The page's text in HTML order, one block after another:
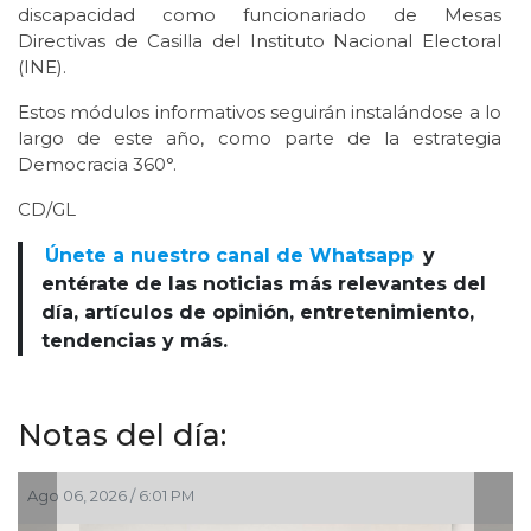
discapacidad como funcionariado de Mesas
Directivas de Casilla del Instituto Nacional Electoral
(INE).
Estos módulos informativos seguirán instalándose a lo
largo de este año, como parte de la estrategia
Democracia 360°.
CD/GL
Únete a nuestro canal de Whatsapp y
entérate de las noticias más relevantes del
día, artículos de opinión, entretenimiento,
tendencias y más.
Notas del día:
2026 / 6:01 PM